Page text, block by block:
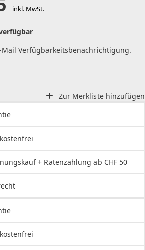
inkl. MwSt.
Verfügbarkeitsbenachrichtigung.
Zur Merkliste hinzufügen
+ Ratenzahlung ab CHF 50